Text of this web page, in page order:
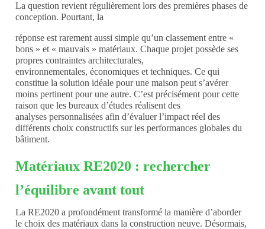
La question revient régulièrement lors des premières phases de
conception. Pourtant, la
réponse est rarement aussi simple qu’un classement entre «
bons » et « mauvais » matériaux. Chaque projet possède ses
propres contraintes architecturales,
environnementales, économiques et techniques. Ce qui
constitue la solution idéale pour une maison peut s’avérer
moins pertinent pour une autre. C’est précisément pour cette
raison que les bureaux d’études réalisent des
analyses personnalisées afin d’évaluer l’impact réel des
différents choix constructifs sur les performances globales du
bâtiment.
Matériaux RE2020 : rechercher
l’équilibre avant tout
La RE2020 a profondément transformé la manière d’aborder
le choix des matériaux dans la construction neuve. Désormais,